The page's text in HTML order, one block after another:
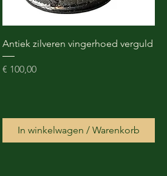
Antiek zilveren vingerhoed verguld
Prijs
€ 100,00
In winkelwagen / Warenkorb